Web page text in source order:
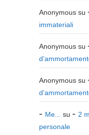
Anonymous su
immateriali
Anonymous su
Anonymous su
Me... su
2
personale